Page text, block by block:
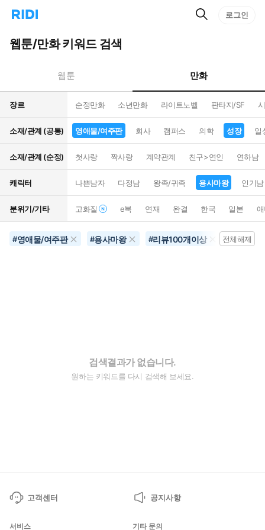
리
홈
으
턴
트
검
로그인
웹툰/만화 키워드 검색
웹툰 만화
장르 순정만화 소년만화 라이트노벨 판타지/SF
소재/관계 (공통) 영애물/여주판 회사 캠퍼스 의학 성장 일
소재/관계 (순정) 첫사랑 짝사랑 계약관계 친구>연인 연하남
캐릭터 나쁜남자 다정남 왕족/귀족 용사마왕 인기남
분위기/기타 고화질 e북 연재 완결 한국 일본
#영애물/여주판 #용사마왕 #리뷰100개이상 #삼각로
전체해제
검색결과가 없습니다.
원하는 키워드를 다시 검색해 보세요.
고객센터 공지사항
서비스 기타 문의